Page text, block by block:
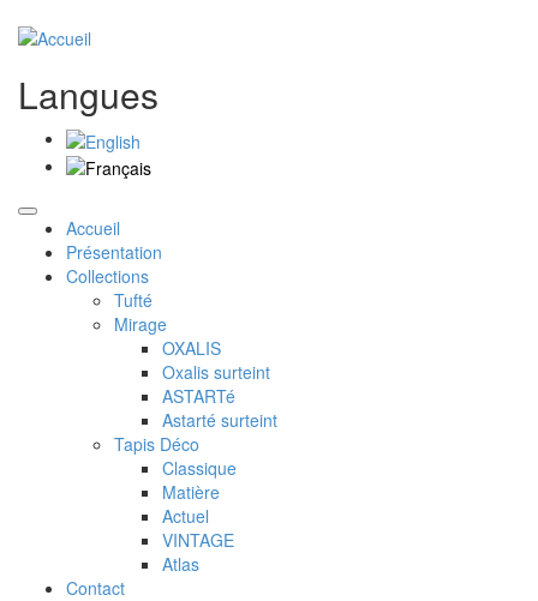
Langues
Accueil
Présentation
Collections
Tufté
Mirage
OXALIS
Oxalis surteint
ASTARTé
Astarté surteint
Tapis Déco
Classique
Matière
Actuel
VINTAGE
Atlas
Contact